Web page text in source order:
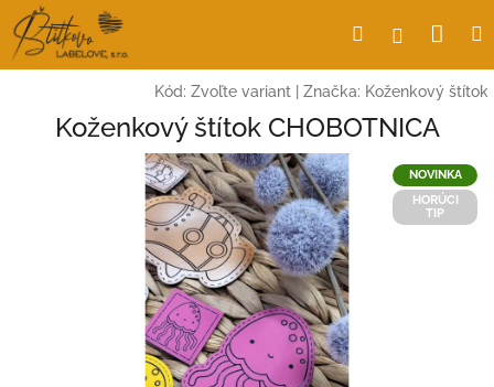
Prejsť
na
obsah
Hľadať
Kód: Zvoľte variant Značka: Koženkový štítok
Koženkový štítok CHOBOTNICA
NOVINKA
HORÚCI
TIP